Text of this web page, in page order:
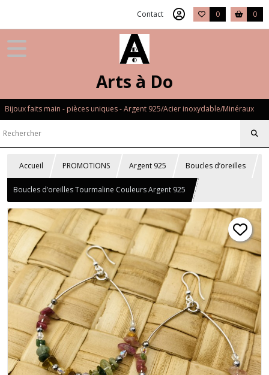
Contact 0 0
Arts à Do
Bijoux faits main - pièces uniques - Argent 925/Acier inoxydable/Minéraux
Accueil PROMOTIONS Argent 925 Boucles d’oreilles
Boucles d’oreilles Tourmaline Couleurs Argent 925